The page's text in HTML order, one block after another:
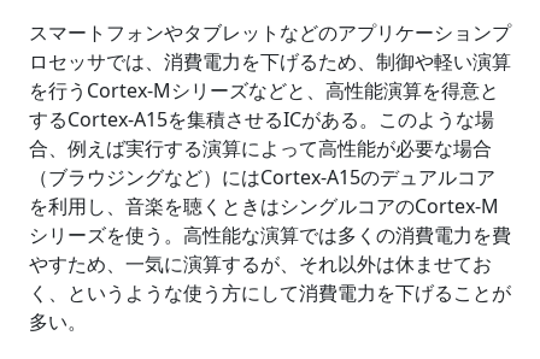
スマートフォンやタブレットなどのアプリケーションプ
ロセッサでは、消費電力を下げるため、制御や軽い演算
を行うCortex-Mシリーズなどと、高性能演算を得意と
するCortex-A15を集積させるICがある。このような場
合、例えば実行する演算によって高性能が必要な場合
（ブラウジングなど）にはCortex-A15のデュアルコア
を利用し、音楽を聴くときはシングルコアのCortex-M
シリーズを使う。高性能な演算では多くの消費電力を費
やすため、一気に演算するが、それ以外は休ませてお
く、というような使う方にして消費電力を下げることが
多い。